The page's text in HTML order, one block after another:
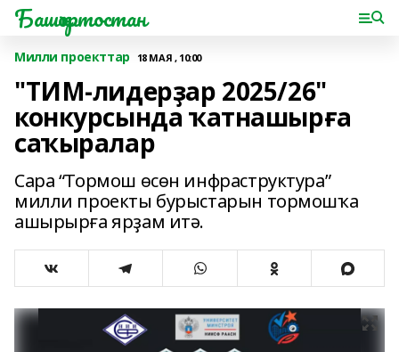
Башҡортостан
Милли проекттар 18 МАЯ , 10:00
"ТИМ-лидерҙар 2025/26"
конкурсында ҡатнашырға
саҡыралар
Сара “Тормош өсөн инфраструктура”
милли проекты бурыстарын тормошҡа
ашырырға ярҙам итә.